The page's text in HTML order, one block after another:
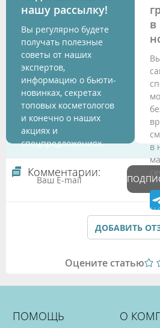
нашу рассылку!
Вы регулярно будете
получать полезные
советы от наших
экспертов,
информацию о бьюти-
новинках, секретах
топовых косметологов
и конечно о наших
акциях и
спецпредложениях.
Подтверждая данные формы Вы
Политикой обработки
в
в
Комментарии:
ДОБАВИТЬ
Оцените статью
ПОМОЩЬ О